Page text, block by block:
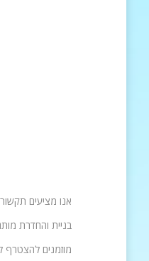
אנו מציעים
בניית והחדרת
מוזמנים להצטרף